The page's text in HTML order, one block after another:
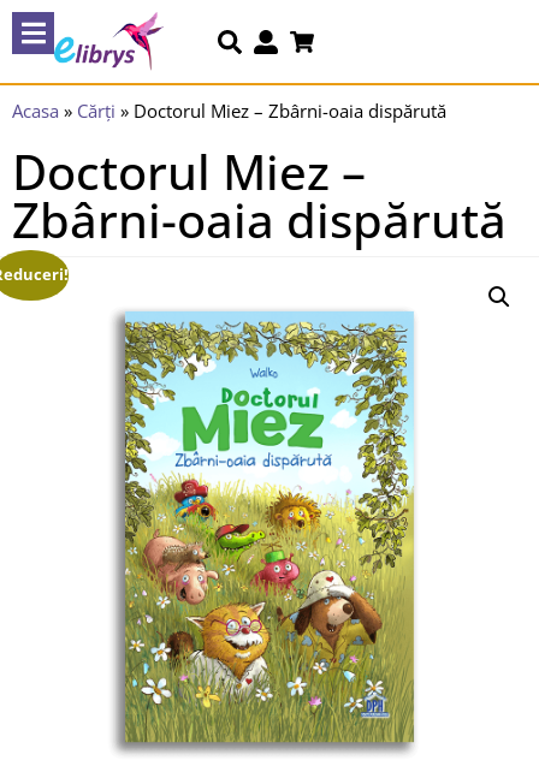
Acasa » Cărți » Doctorul Miez – Zbârni-oaia dispărută
Doctorul Miez –
Zbârni-oaia dispărută